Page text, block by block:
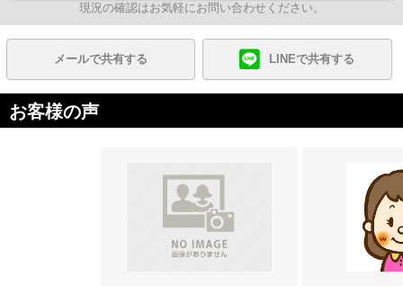
現況の確認はお気軽にお問い合わせください。
メールで共有する LINEで共有する
お客様の声